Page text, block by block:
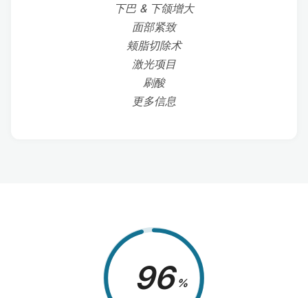
下巴 & 下颌增大
面部紧致
颊脂切除术
激光项目
刷酸
更多信息
98 %